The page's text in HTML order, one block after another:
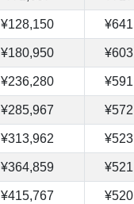
¥128,150 ¥641
¥180,950 ¥603
¥236,280 ¥591
¥285,967 ¥572
¥313,962 ¥523
¥364,859 ¥521
¥415,767 ¥520